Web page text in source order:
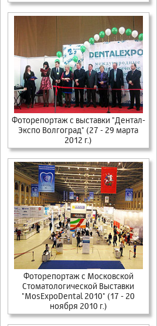
Фоторепортаж с выставки "Дентал-
Экспо Волгоград" (27 - 29 марта
2012 г.)
Фоторепортаж c Московской
Стоматологической Выставки
"MosExpoDental 2010" (17 - 20
ноября 2010 г.)